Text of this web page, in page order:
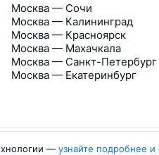
Москва — Сочи
Москва — Калининград
Москва — Красноярск
Москва — Махачкала
Москва — Санкт-Петербург
Москва — Екатеринбург
— узнайте подробнее и